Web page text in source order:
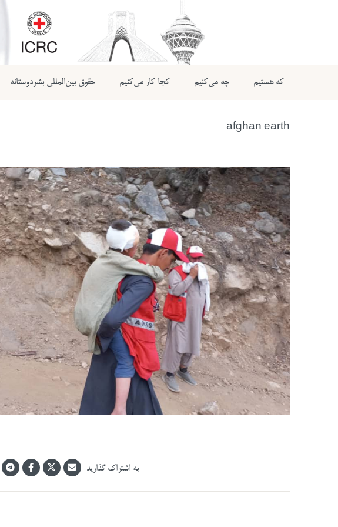
که هستیم چه می‌کنیم کجا کار می‌کنیم حقوق بین‌المللی بشردوستانه
afghan earth
به اشتراک گذارید